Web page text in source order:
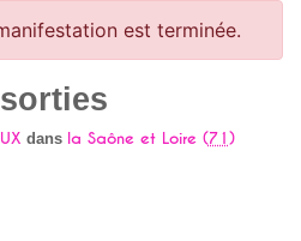
est terminée.
dans la Saône et Loire (71)